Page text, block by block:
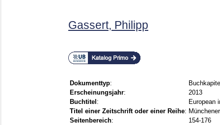
Gassert, Philipp
Dokumenttyp:
Erscheinungsjahr:
2013
Buchtitel :
European
Titel einer Zeitschrift oder einer Reihe:
Seitenbereich:
154-176